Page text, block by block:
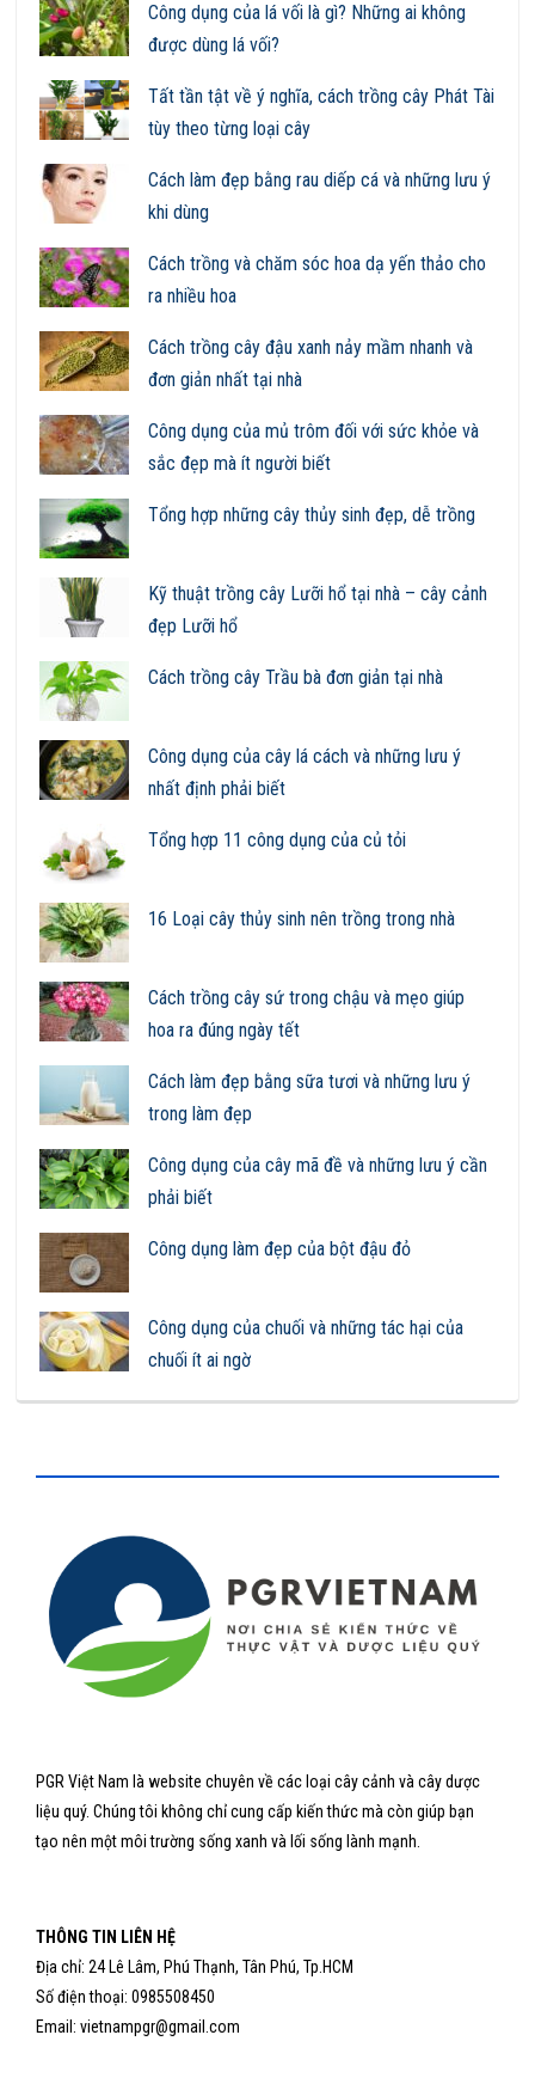
Công dụng của lá vối là gì? Những ai không
được dùng lá vối?
Tất tần tật về ý nghĩa, cách trồng cây Phát Tài
tùy theo từng loại cây
Cách làm đẹp bằng rau diếp cá và những lưu ý
khi dùng
Cách trồng và chăm sóc hoa dạ yến thảo cho
ra nhiều hoa
Cách trồng cây đậu xanh nảy mầm nhanh và
đơn giản nhất tại nhà
Công dụng của mủ trôm đối với sức khỏe và
sắc đẹp mà ít người biết
Tổng hợp những cây thủy sinh đẹp, dễ trồng
Kỹ thuật trồng cây Lưỡi hổ tại nhà – cây cảnh
đẹp Lưỡi hổ
Cách trồng cây Trầu bà đơn giản tại nhà
Công dụng của cây lá cách và những lưu ý
nhất định phải biết
Tổng hợp 11 công dụng của củ tỏi
16 Loại cây thủy sinh nên trồng trong nhà
Cách trồng cây sứ trong chậu và mẹo giúp
hoa ra đúng ngày tết
Cách làm đẹp bằng sữa tươi và những lưu ý
trong làm đẹp
Công dụng của cây mã đề và những lưu ý cần
phải biết
Công dụng làm đẹp của bột đậu đỏ
Công dụng của chuối và những tác hại của
chuối ít ai ngờ
PGR Việt Nam là website chuyên về các loại cây cảnh và cây dược
liệu quý. Chúng tôi không chỉ cung cấp kiến thức mà còn giúp bạn
tạo nên một môi trường sống xanh và lối sống lành mạnh.
THÔNG TIN LIÊN HỆ
Địa chỉ: 24 Lê Lâm, Phú Thạnh, Tân Phú, Tp.HCM
Số điện thoại: 0985508450
Email: vietnampgr@gmail.com